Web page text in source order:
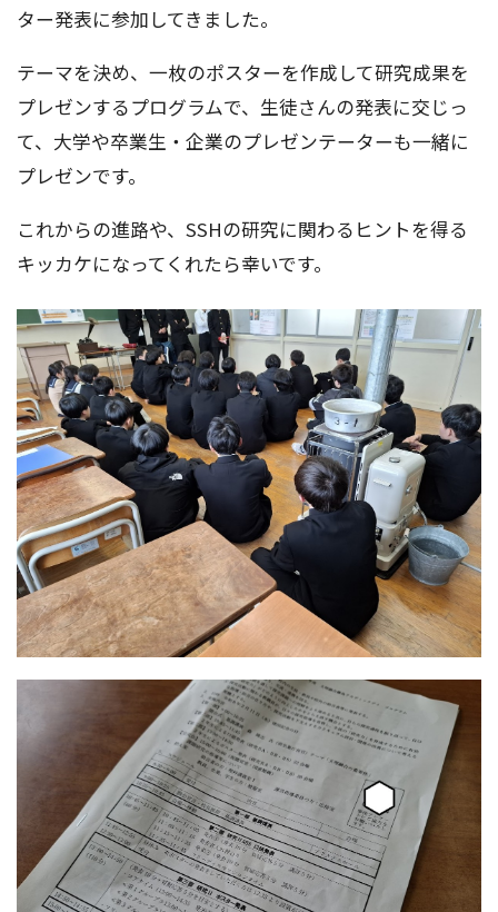
ター発表に参加してきました。
テーマを決め、一枚のポスターを作成して研究成果を
プレゼンするプログラムで、生徒さんの発表に交じっ
て、大学や卒業生・企業のプレゼンテーターも一緒に
プレゼンです。
これからの進路や、SSHの研究に関わるヒントを得る
キッカケになってくれたら幸いです。